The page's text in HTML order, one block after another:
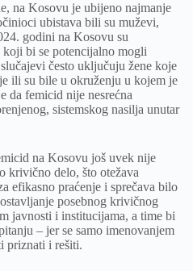
na Kosovu je ubijeno najmanje
ubistava bili su muževi,
godini na Kosovu su
koji bi se potencijalno mogli
često uključuju žene koje
ili su bile u okruženju u kojem je
da femicid nije nesrećna
sistemskog nasilja unutar
na Kosovu još uvek nije
krivično delo, što otežava
efikasno praćenje i sprečava bilo
posebnog krivičnog
javnosti i institucijama, a time bi
– jer se samo imenovanjem
priznati i rešiti.